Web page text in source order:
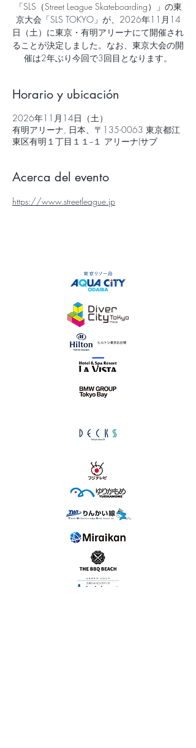
「SLS（Street League Skateboarding）」の東
京大会「SLS TOKYO」が、2026年11月14
日（土）に東京・有明アリーナにて開催され
ることが決定しました。なお、東京大会の開
催は2年ぶり今回で3回目となります。
Horario y ubicación
2026年11月14日（土）
有明アリーナ, 日本、〒135-0063 東京都江
東区有明１丁目１１−１ アリーナ(サブ
Acerca del evento
https://www.streetleague.jp